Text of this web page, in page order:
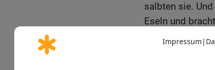
salbten sie.
Eseln und
Nähe ihrer
In jener Zeit
Assur, dass